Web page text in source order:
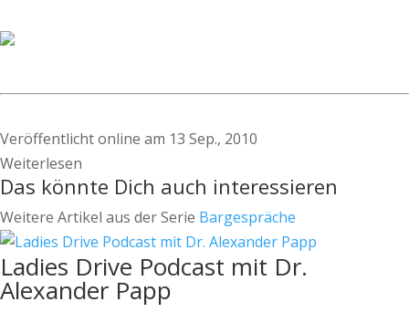
Veröffentlicht online am 13 Sep., 2010
Weiterlesen
Das könnte Dich auch interessieren
Weitere Artikel aus der Serie Bargespräche
Ladies Drive Podcast mit Dr.
Alexander Papp